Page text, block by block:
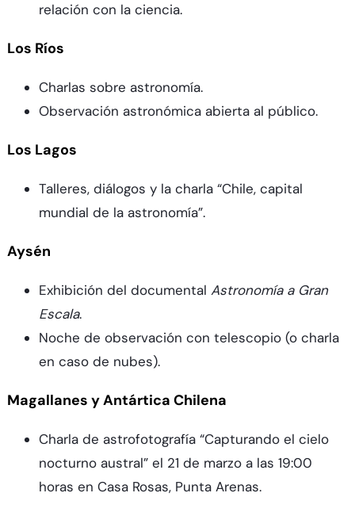
relación con la ciencia.
Los Ríos
Charlas sobre astronomía.
Observación astronómica abierta al público.
Los Lagos
Talleres, diálogos y la charla “Chile, capital
mundial de la astronomía”.
Aysén
Exhibición del documental Astronomía a Gran
Escala.
Noche de observación con telescopio (o charla
en caso de nubes).
Magallanes y Antártica Chilena
Charla de astrofotografía “Capturando el cielo
nocturno austral” el 21 de marzo a las 19:00
horas en Casa Rosas, Punta Arenas.